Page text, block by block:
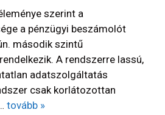
szerint a
a pénzügyi beszámolót
második szintű
A rendszerre lassú,
adatszolgáltatás
csak korlátozottan
tovább »